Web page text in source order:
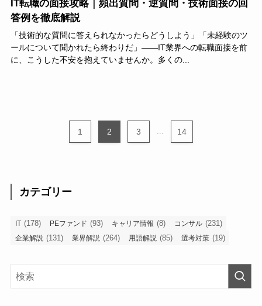
IT転職の面接攻略｜頻出質問・逆質問・技術面接の回
答例を徹底解説
「技術的な質問に答えられなかったらどうしよう」「未経験のツ
ールについて聞かれたら終わりだ」——IT業界への転職面接を前
に、こうした不安を抱えていませんか。多くの...
1 2 3 14
カテゴリー
IT (178) PEファンド (93) キャリア情報 (8) コンサル (231)
企業解説 (131) 業界解説 (264) 用語解説 (85) 選考対策 (19)